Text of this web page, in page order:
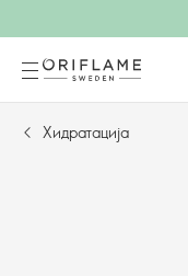
Хидратација